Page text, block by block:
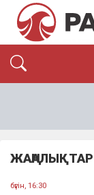
бүгін, 16:30